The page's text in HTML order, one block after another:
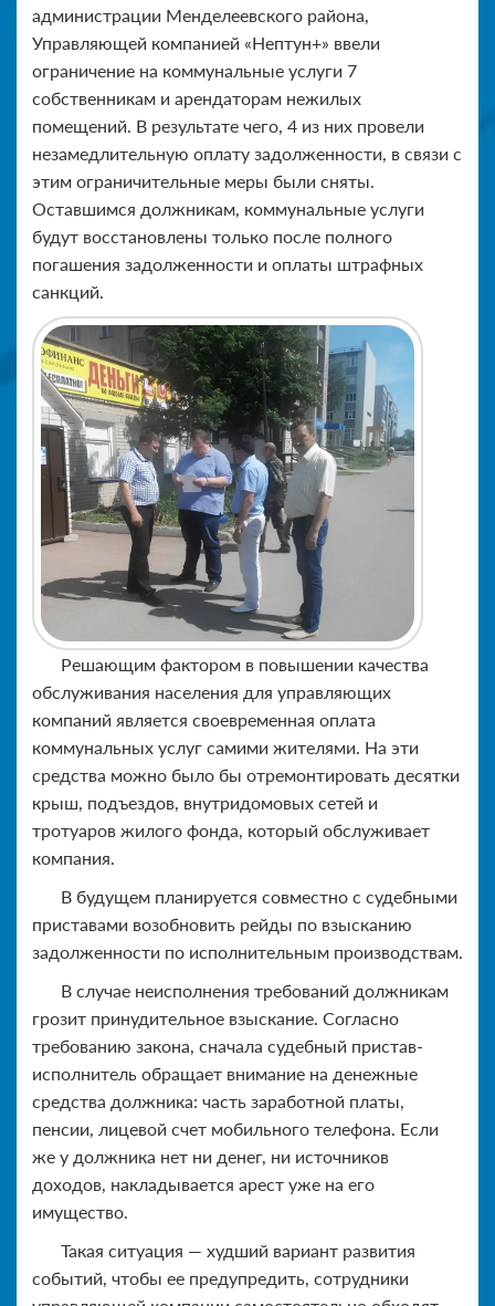
администрации Менделеевского района,
Управляющей компанией «Нептун+» ввели
ограничение на коммунальные услуги 7
собственникам и арендаторам нежилых
помещений. В результате чего, 4 из них провели
незамедлительную оплату задолженности, в связи с
этим ограничительные меры были сняты.
Оставшимся должникам, коммунальные услуги
будут восстановлены только после полного
погашения задолженности и оплаты штрафных
санкций.
Решающим фактором в повышении качества
обслуживания населения для управляющих
компаний является своевременная оплата
коммунальных услуг самими жителями. На эти
средства можно было бы отремонтировать десятки
крыш, подъездов, внутридомовых сетей и
тротуаров жилого фонда, который обслуживает
компания.
В будущем планируется совместно с судебными
приставами возобновить рейды по взысканию
задолженности по исполнительным производствам.
В случае неисполнения требований должникам
грозит принудительное взыскание. Согласно
требованию закона, сначала судебный пристав-
исполнитель обращает внимание на денежные
средства должника: часть заработной платы,
пенсии, лицевой счет мобильного телефона. Если
же у должника нет ни денег, ни источников
доходов, накладывается арест уже на его
имущество.
Такая ситуация — худший вариант развития
событий, чтобы ее предупредить, сотрудники